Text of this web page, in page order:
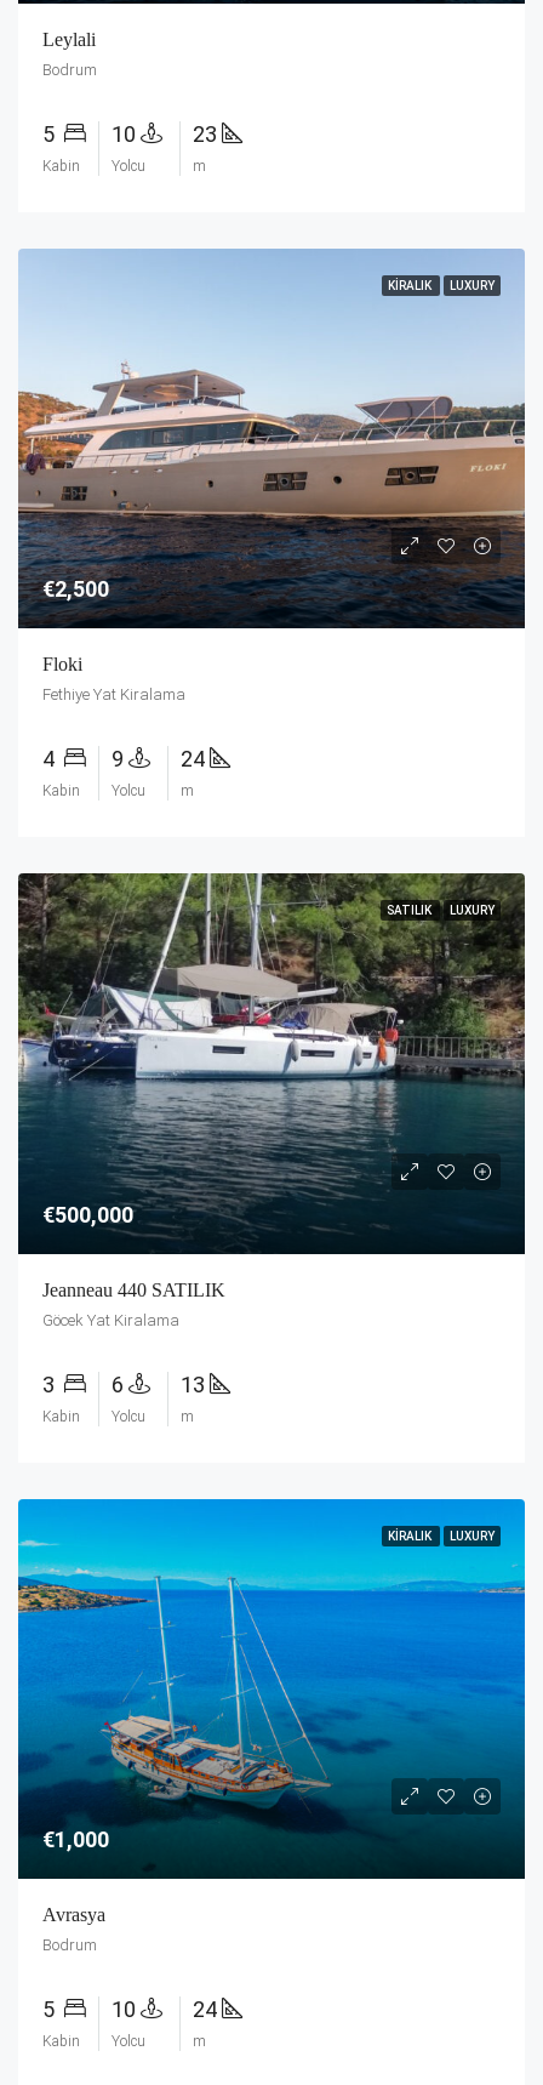
Leylali
Bodrum
5
Kabin
10
Yolcu
23
m
KIRALIK LUXURY
€2,500
Floki
Fethiye Yat Kiralama
4
Kabin
9
Yolcu
24
m
SATILIK LUXURY
€500,000
Jeanneau 440 SATILIK
Göcek Yat Kiralama
3
Kabin
6
Yolcu
13
m
KIRALIK LUXURY
€1,000
Avrasya
Bodrum
5
Kabin
10
Yolcu
24
m